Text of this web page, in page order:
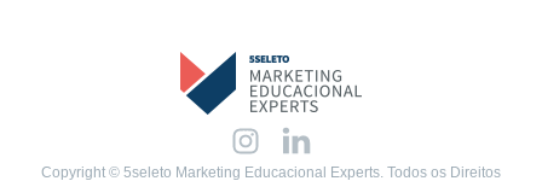
Copyright © 5seleto Marketing Educacional Experts. Todos os Direitos